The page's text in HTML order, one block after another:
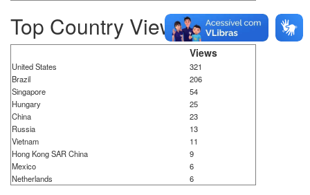
Top Country Views
Views
United States
321
Brazil
206
Singapore
54
Hungary
25
China
23
Russia
13
Vietnam
11
Hong Kong SAR China
9
Mexico
6
Netherlands
6